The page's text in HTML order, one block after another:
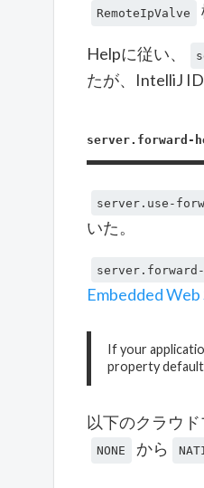
RemoteIpValve
Helpに従い、
たが、IntelliJ
server.forward-
server.use-
いた。
Embedded Web
If your
property
以下のクラウ
NONE から